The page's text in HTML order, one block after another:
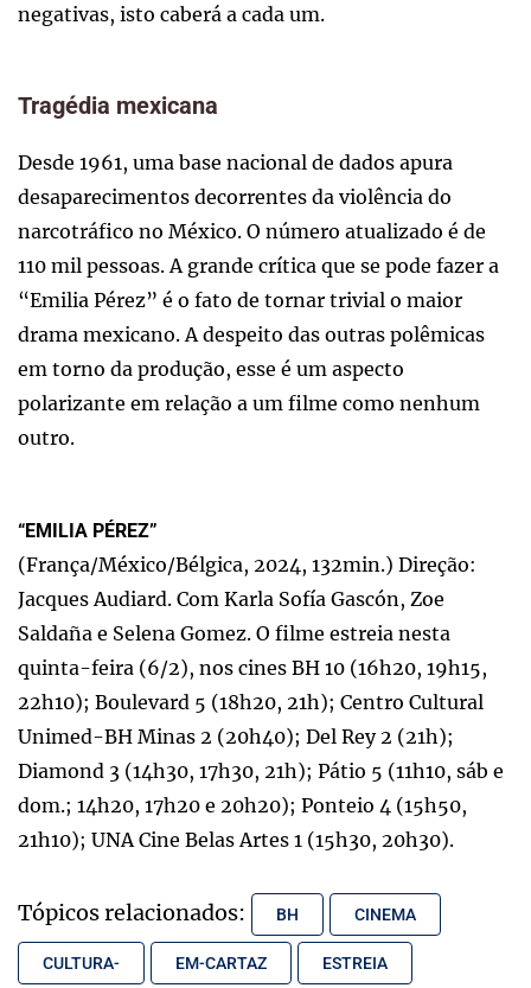
negativas, isto caberá a cada um.
Tragédia mexicana
Desde 1961, uma base nacional de dados apura
desaparecimentos decorrentes da violência do
narcotráfico no México. O número atualizado é de
110 mil pessoas. A grande crítica que se pode fazer a
“Emilia Pérez” é o fato de tornar trivial o maior
drama mexicano. A despeito das outras polêmicas
em torno da produção, esse é um aspecto
polarizante em relação a um filme como nenhum
outro.
“EMILIA PÉREZ”
(França/México/Bélgica, 2024, 132min.) Direção:
Jacques Audiard. Com Karla Sofía Gascón, Zoe
Saldaña e Selena Gomez. O filme estreia nesta
quinta-feira (6/2), nos cines BH 10 (16h20, 19h15,
22h10); Boulevard 5 (18h20, 21h); Centro Cultural
Unimed-BH Minas 2 (20h40); Del Rey 2 (21h);
Diamond 3 (14h30, 17h30, 21h); Pátio 5 (11h10, sáb e
dom.; 14h20, 17h20 e 20h20); Ponteio 4 (15h50,
21h10); UNA Cine Belas Artes 1 (15h30, 20h30).
Tópicos relacionados: BH CINEMA
CULTURA- EM-CARTAZ ESTREIA